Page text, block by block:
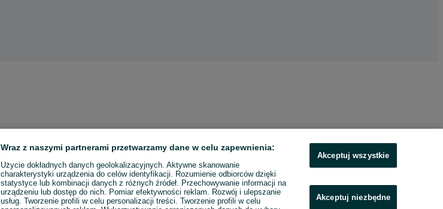
Wraz z naszymi partnerami przetwarzamy dane w celu zapewnienia:
Użycie dokładnych danych geolokalizacyjnych. Aktywne skanowanie
charakterystyki urządzenia do celów identyfikacji. Rozumienie odbiorców dzięki
statystyce lub kombinacji danych z różnych źródeł. Przechowywanie informacji na
urządzeniu lub dostęp do nich. Pomiar efektywności reklam. Rozwój i ulepszanie
usług. Tworzenie profili w celu personalizacji treści. Tworzenie profili w celu
Akceptuj wszystkie
Akceptuj niezbędne